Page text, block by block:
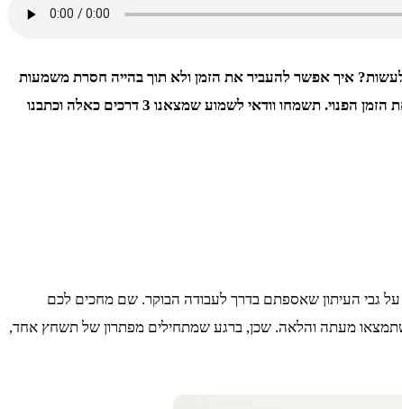
איך אפשר להעביר את הזמן ולא תוך בהייה חסרת משמעות
בנטפליקס או בנייד? לאחרונה מצאנו את עצמנו תוהים בעניין זה מספר רב של פעמים והחלטנו לצאת ולבדוק את הדרכים שיוכלו להעשיר לנו את הזמן הפנוי. תשמחו וודאי לשמוע שמצאנו 3 דרכים כאלה וכתבנו
העיתון שאספתם בדרך לעבודה הבוקר. שם מחכים לכם
שתמצאו מעתה והלאה. שכן, ברגע שמתחילים מפתרון של תשחץ אחד,